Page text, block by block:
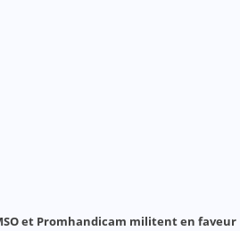
et Promhandicam militent en faveur